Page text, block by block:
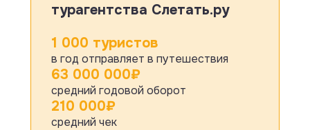
1 000 туристов
в год отправляет в путешествия
63 000 000₽
средний годовой оборот
210 000₽
средний чек
турагентства Слетать.ру